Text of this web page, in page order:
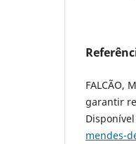
FALCÃO,
garantir
mendes-